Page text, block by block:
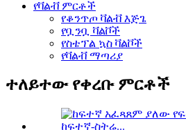
የቫልቭ ምርቶች
የቆንጥጦ ቫልቭ እጅጌ
የቧንቧ ቫልቮች
የስቴፕል ኳስ ቫልቮች
የቫልቭ ማጣሪያ
ተለይተው የቀረቡ ምርቶች